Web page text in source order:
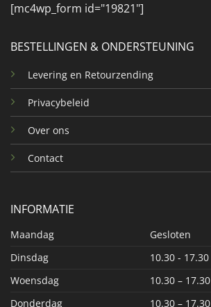
BESTELLINGEN & ONDERSTEUNING
Levering en Retourzending
Privacybeleid
Over ons
Contact
INFORMATIE
Maandag
Gesloten
Dinsdag
10.30 - 17.30
Woensdag
10.30 – 17.30
Donderdag
10.30 – 17.30
[mc4wp_form id="19821"]